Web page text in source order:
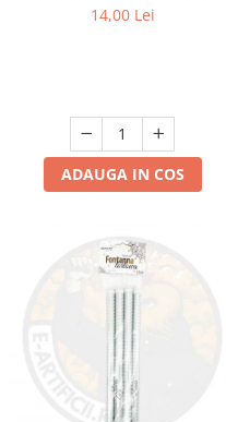
14,00 Lei
ADAUGA IN COS